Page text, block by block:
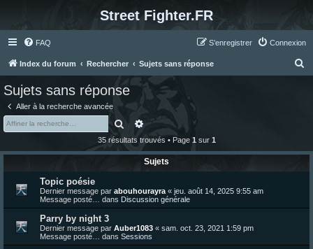
Street Fighter.FR
FAQ Connexion
S’enregistrer
Index du forum Rechercher Sujets sans réponse
Sujets sans réponse
Aller à la recherche avancée
RechercherRecherche avancée
35 résultats trouvés • Page 1 sur 1
Sujets
Topic poésie
Dernier message par abouhourayra « jeu. août 14, 2025 9:55 am
Message posté… dans Discussion générale
Parry by night 3
Dernier message par Auber1083 « sam. oct. 23, 2021 1:59 pm
Message posté… dans Sessions